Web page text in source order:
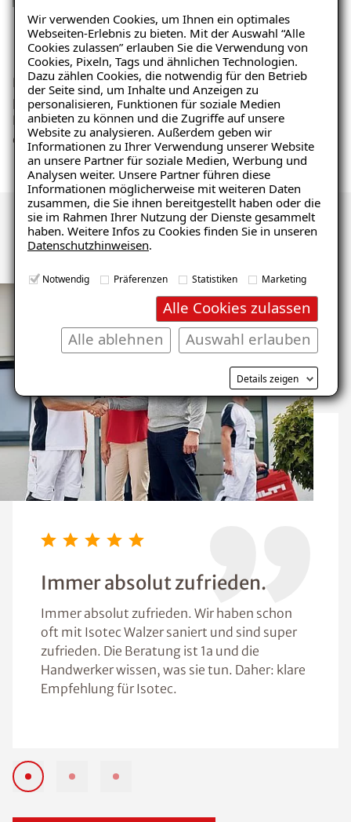
Wir verwenden Cookies, um Ihnen ein optimales
Webseiten-Erlebnis zu bieten. Mit der Auswahl “Alle
Cookies zulassen” erlauben Sie die Verwendung von
Cookies, Pixeln, Tags und ähnlichen Technologien.
Dazu zählen Cookies, die notwendig für den Betrieb
der Seite sind, um Inhalte und Anzeigen zu
personalisieren, Funktionen für soziale Medien
anbieten zu können und die Zugriffe auf unsere
Website zu analysieren. Außerdem geben wir
Informationen zu Ihrer Verwendung unserer Website
an unsere Partner für soziale Medien, Werbung und
Analysen weiter. Unsere Partner führen diese
Informationen möglicherweise mit weiteren Daten
zusammen, die Sie ihnen bereitgestellt haben oder die
sie im Rahmen Ihrer Nutzung der Dienste gesammelt
haben. Weitere Infos zu Cookies finden Sie in unseren
Datenschutzhinweisen.
Notwendig Präferenzen Statistiken Marketing
Alle Cookies zulassen
Auswahl erlauben
Alle ablehnen
Details zeigen
01
Ihre Anfrage an ISOTEC
Nehmen Sie zu uns Kontakt auf. Ganz gleich ob
per Telefon oder online per Email oder
Kontaktformular. Gemeinsam vereinbaren wir
dann einen Vororttermin zur Schadensanalyse.
Kunden über uns
Immer absolut zufrieden.
Immer absolut zufrieden. Wir haben schon
oft mit Isotec Walzer saniert und sind super
zufrieden. Die Beratung ist 1a und die
Handwerker wissen, was sie tun. Daher: klare
Empfehlung für Isotec.